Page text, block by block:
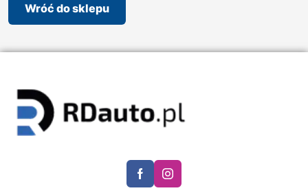
Wróć do sklepu